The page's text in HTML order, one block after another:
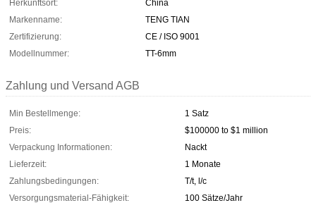
Herkunftsort:
China
Markenname:
TENG TIAN
Zertifizierung:
CE / ISO 9001
Modellnummer:
TT-6mm
Zahlung und Versand AGB
Min Bestellmenge:
1 Satz
Preis:
$100000 to $1 million
Verpackung Informationen:
Nackt
Lieferzeit:
1 Monate
Zahlungsbedingungen:
T/t, l/c
Versorgungsmaterial-Fähigkeit:
100 Sätze/Jahr